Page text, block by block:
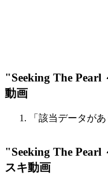
"Seeking The
動画
「該当データがあ
"Seeking The
スキ動画